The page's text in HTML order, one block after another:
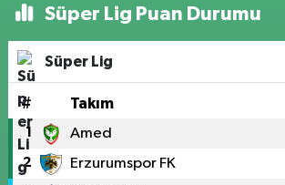
Süper Lig Puan Durumu
Süper Lig
# Takım
1 Amed
2 Erzurumspor FK